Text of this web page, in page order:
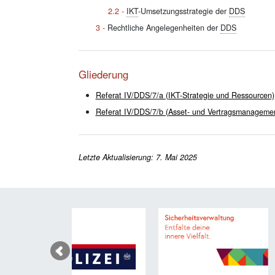
IKT-Umsetzungsstrategie der DDS
Rechtliche Angelegenheiten der DDS
Gliederung
Referat IV/DDS/7/a (IKT-Strategie und Ressourcen)
Referat IV/DDS/7/b (Asset- und
Letzte Aktualisierung: 7. Mai 2025